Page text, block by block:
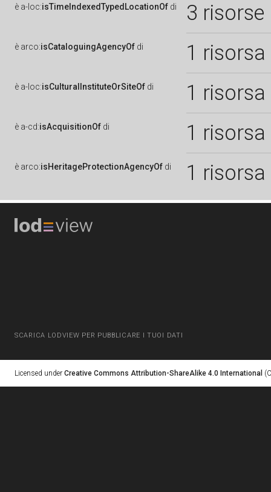
è a-loc:isTimeIndexedTypedLocationOf di 3 risorse
è arco:isCataloguingAgencyOf di 1 risorsa
è a-loc:isCulturalInstituteOrSiteOf di 1 risorsa
è a-cd:isAcquisitionOf di 1 risorsa
è arco:isHeritageProtectionAgencyOf di 1 risorsa
SCARICA LODVIEW PER PUBBLICARE I TUOI DATI
Licensed under Creative Commons Attribution-ShareAlike 4.0 International